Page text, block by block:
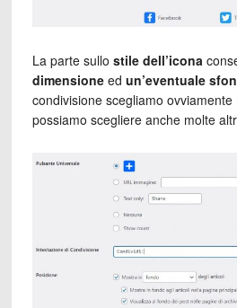
La parte sullo stile dell’icona
dimensioneed un’eventuale
condivisione scegliamo ovviamente
possiamo scegliere anche molte